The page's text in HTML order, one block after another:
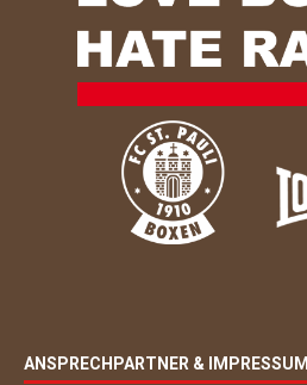
ANSPRECHPARTNER & IMPRESSUM